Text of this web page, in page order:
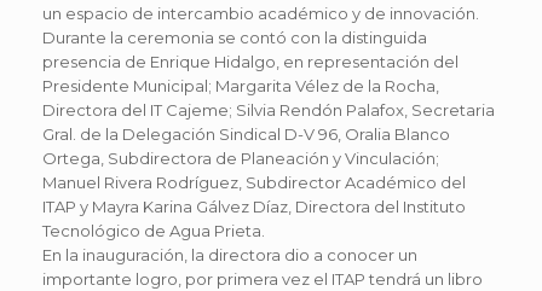
un espacio de intercambio académico y de innovación.
Durante la ceremonia se contó con la distinguida
presencia de Enrique Hidalgo, en representación del
Presidente Municipal; Margarita Vélez de la Rocha,
Directora del IT Cajeme; Silvia Rendón Palafox, Secretaria
Gral. de la Delegación Sindical D-V 96, Oralia Blanco
Ortega, Subdirectora de Planeación y Vinculación;
Manuel Rivera Rodríguez, Subdirector Académico del
ITAP y Mayra Karina Gálvez Díaz, Directora del Instituto
Tecnológico de Agua Prieta.
En la inauguración, la directora dio a conocer un
importante logro, por primera vez el ITAP tendrá un libro